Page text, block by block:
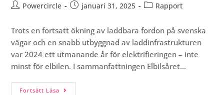
Powercircle januari 31, 2025 Rapport
Trots en fortsatt ökning av laddbara fordon på svenska
vägar och en snabb utbyggnad av laddinfrastrukturen
var 2024 ett utmanande år för elektrifieringen – inte
minst för elbilen. I sammanfattningen Elbilsåret…
Fortsätt Läsa